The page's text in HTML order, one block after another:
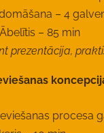
– 4
– 85 min
prezentācija,
procesa